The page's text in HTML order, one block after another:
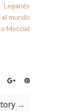
Leganés
mundo
Moccia)
→